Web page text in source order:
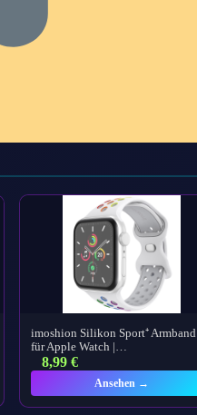
imoshion Silikon Sport⁺ Armband
für Apple Watch |…
8,99 €
Ansehen →